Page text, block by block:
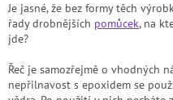
Je jasné, že bez formy těch
řady drobnějších pomůcek, na
jde?
Řeč je samozřejmě o vhodných
nepřilnavost s epoxidem se